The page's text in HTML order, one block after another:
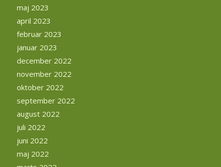
maj 2023
april 2023
februar 2023
januar 2023
december 2022
november 2022
oktober 2022
september 2022
august 2022
juli 2022
juni 2022
maj 2022